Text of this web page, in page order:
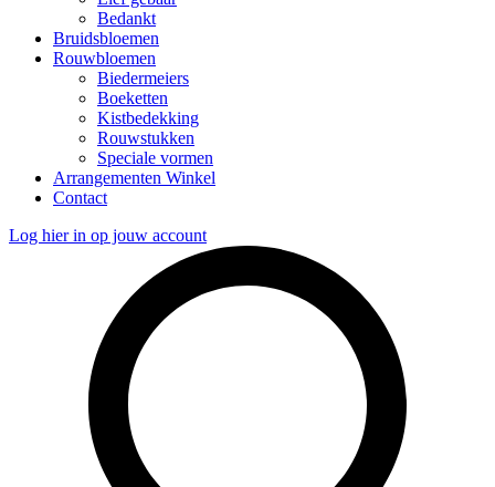
Bedankt
Bruidsbloemen
Rouwbloemen
Biedermeiers
Boeketten
Kistbedekking
Rouwstukken
Speciale vormen
Arrangementen Winkel
Contact
Log hier in op jouw account